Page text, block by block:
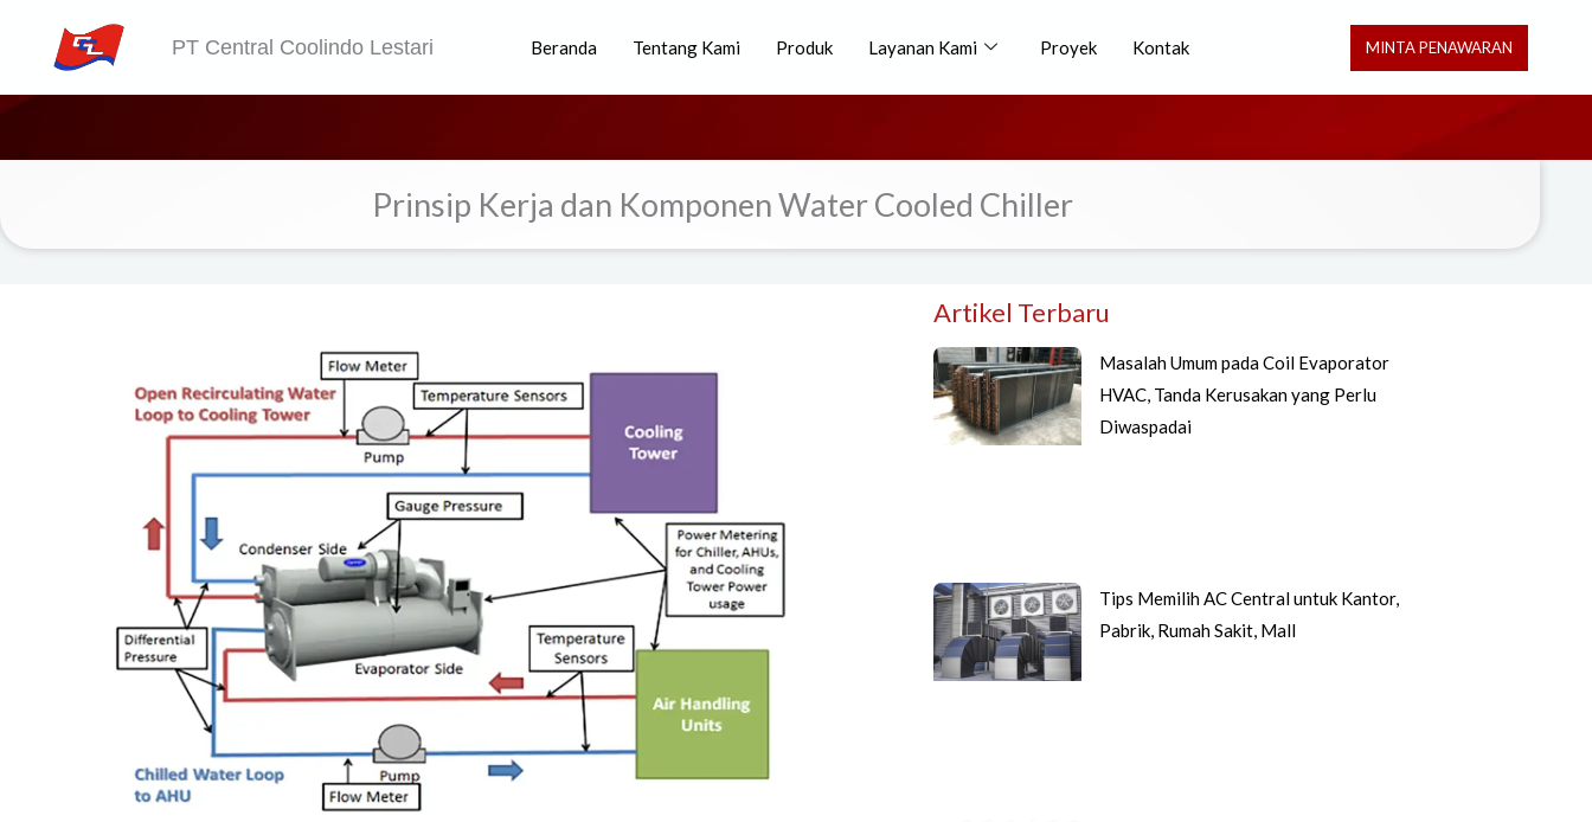
PT Central Coolindo Lestari Beranda Tentang Kami Produk Layanan Kami Proyek Kontak MINTA PENAWARAN
Prinsip Kerja dan Komponen Water Cooled Chiller
Artikel Terbaru
Masalah Umum pada Coil Evaporator
HVAC, Tanda Kerusakan yang Perlu
Diwaspadai
Tips Memilih AC Central untuk Kantor,
Pabrik, Rumah Sakit, Mall